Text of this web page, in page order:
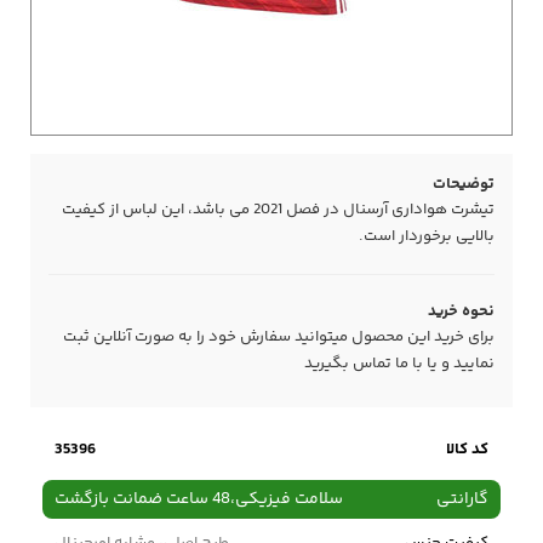
توضیحات
تیشرت هواداری آرسنال در فصل 2021 می باشد، این لباس از کیفیت
بالایی برخوردار است.
نحوه خرید
برای خرید این محصول میتوانید سفارش خود را به صورت آنلاین ثبت
نمایید و یا با ما تماس بگیرید
کد کالا 35396
گارانتی سلامت فیزیکی،48 ساعت ضمانت بازگشت